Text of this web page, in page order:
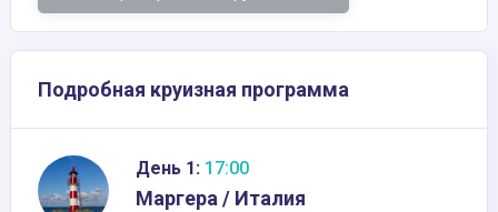
Подробная круизная программа
День 1: 17:00
Маргера / Италия